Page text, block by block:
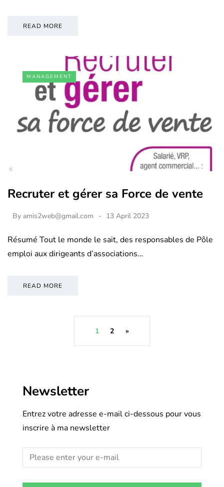
READ MORE
MANAGEMENT
Recruter et gérer sa Force de vente
By amis2web@gmail.com 13 April 2023
Résumé Tout le monde le sait, des responsables de Pôle
emploi aux dirigeants d’associations…
READ MORE
1 2 »
Newsletter
Entrez votre adresse e-mail ci-dessous pour vous
inscrire à ma newsletter